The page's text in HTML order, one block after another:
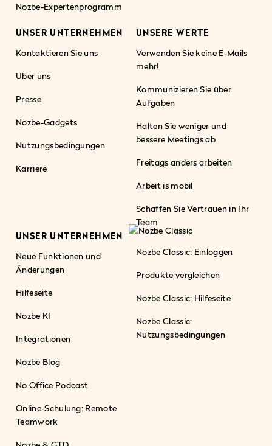
Nozbe-Expertenprogramm
UNSER UNTERNEHMEN
Kontaktieren Sie uns
Über uns
Presse
Nozbe-Gadgets
Nutzungsbedingungen
Karriere
UNSERE WERTE
Verwenden Sie keine E-Mails
mehr!
Kommunizieren Sie über
Aufgaben
Halten Sie weniger und
bessere Meetings ab
Freitags anders arbeiten
Arbeit is mobil
Schaffen Sie Vertrauen in Ihr
Team
UNSER UNTERNEHMEN
Neue Funktionen und
Änderungen
Hilfeseite
Nozbe KI
Integrationen
Nozbe Blog
No Office Podcast
Online-Schulung: Remote
Teamwork
Nozbe Classic: Einloggen
Produkte vergleichen
Nozbe Classic: Hilfeseite
Nozbe Classic:
Nutzungsbedingungen